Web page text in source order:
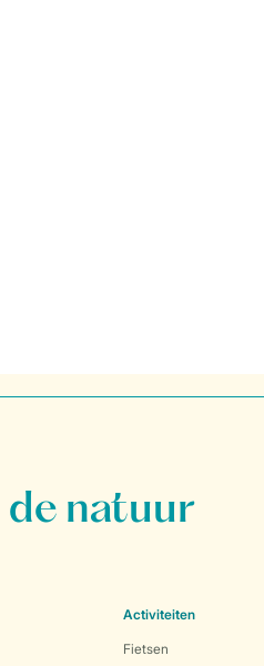
natuur
Activiteiten
Fietsen